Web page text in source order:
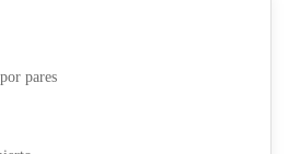
pares